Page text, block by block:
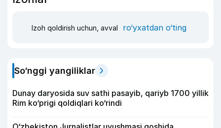
Izoh qoldirish uchun, avval ro‘yxatdan o‘ting
So‘nggi yangiliklar
Dunay daryosida suv sathi pasayib, qariyb 1700 yillik
Rim ko‘prigi qoldiqlari ko‘rindi